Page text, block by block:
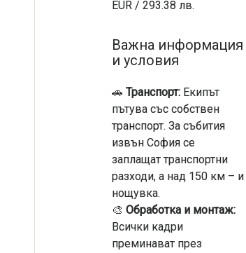
EUR / 293.38 лв.
Важна информация
и условия
🚗 Транспорт:Екипът
пътува със собствен
транспорт. За събития
извън София се
заплащат транспортни
разходи, а над 150 км – и
нощувка.
🎨 Обработка и монтаж:
Всички кадри
преминават през